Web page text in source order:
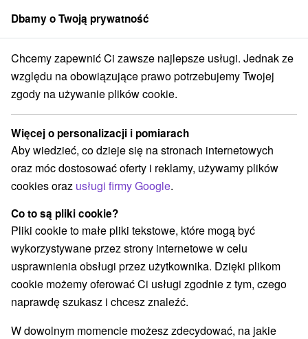
członek grupySorger
Penzióny Stredné Slovensko Banskobystrický kraj Bystrá
Penzióny Bystrá
Kategorie
Wszystkie kategorie
Chaty na prenájom(5)
Drevenice(3) Penzióny (3) Priváty
Wybierz lokalizację lub datę
WSZYSTKO NAJTAŃSZE NAJDROŻSZE NA
Dbamy o Twoją prywatność
Chcemy zapewnić Ci zawsze najlepsze usługi. Jednak ze
względu na obowiązujące prawo potrzebujemy Twojej
zgody na używanie plików cookie.
Więcej o personalizacji i pomiarach
Aby wiedzieć, co dzieje się na stronach internetowych
oraz móc dostosować oferty i reklamy, używamy plików
cookies oraz usługi firmy Google.
Co to są pliki cookie?
Pliki cookie to małe pliki tekstowe, które mogą być
wykorzystywane przez strony internetowe w celu
usprawnienia obsługi przez użytkownika. Dzięki plikom
cookie możemy oferować Ci usługi zgodnie z tym, czego
naprawdę szukasz i chcesz znaleźć.
W dowolnym momencie możesz zdecydować, na jakie